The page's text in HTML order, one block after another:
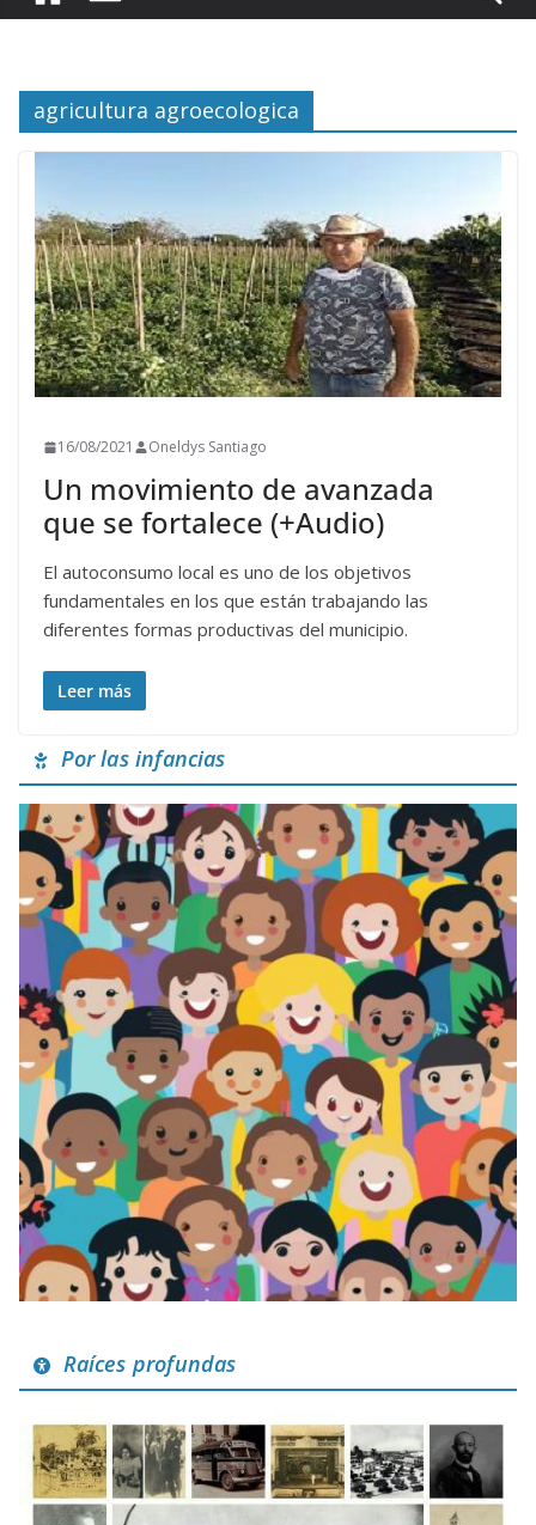
agricultura agroecologica
16/08/2021 Oneldys Santiago
Un movimiento de avanzada
que se fortalece (+Audio)
El autoconsumo local es uno de los objetivos
fundamentales en los que están trabajando las
diferentes formas productivas del municipio.
Leer más
Por las infancias
Raíces profundas